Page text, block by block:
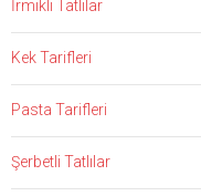
İrmikli Tatlılar
Kek Tarifleri
Pasta Tarifleri
Şerbetli Tatlılar